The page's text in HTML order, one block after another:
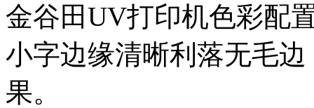
金谷田UV打印机色彩配
小字边缘清晰利落无毛
果。